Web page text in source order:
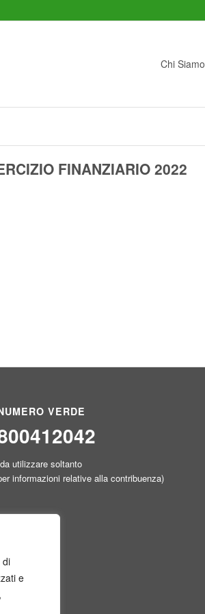
di
e
Chi Siamo
FINANZIARIO 2022
VERDE
utilizzare soltanto
informazioni relative alla contribuenza)